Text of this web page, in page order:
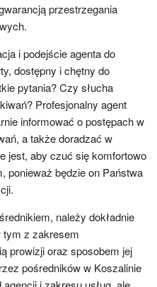
przestrzegania
i podejście agenta do
dostępny i chętny do
pytania? Czy słucha
Profesjonalny agent
informować o postępach w
a także doradzać w
jest, aby czuć się komfortowo
ponieważ będzie on Państwa
należy dokładnie
tym z zakresem
prowizji oraz sposobem jej
pośredników w Koszalinie